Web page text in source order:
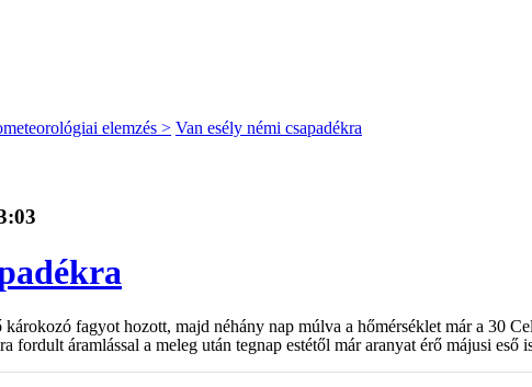
elemzés > Van esély némi csapadékra
fagyot hozott, majd néhány nap múlva a hőmérséklet már a 30
fordult áramlással a meleg után tegnap estétől már aranyat érő májusi eső